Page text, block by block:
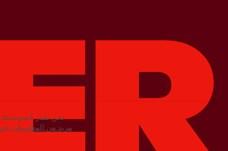
نحن نُقدر خُصوصيتك.
مزيد من المعلومات